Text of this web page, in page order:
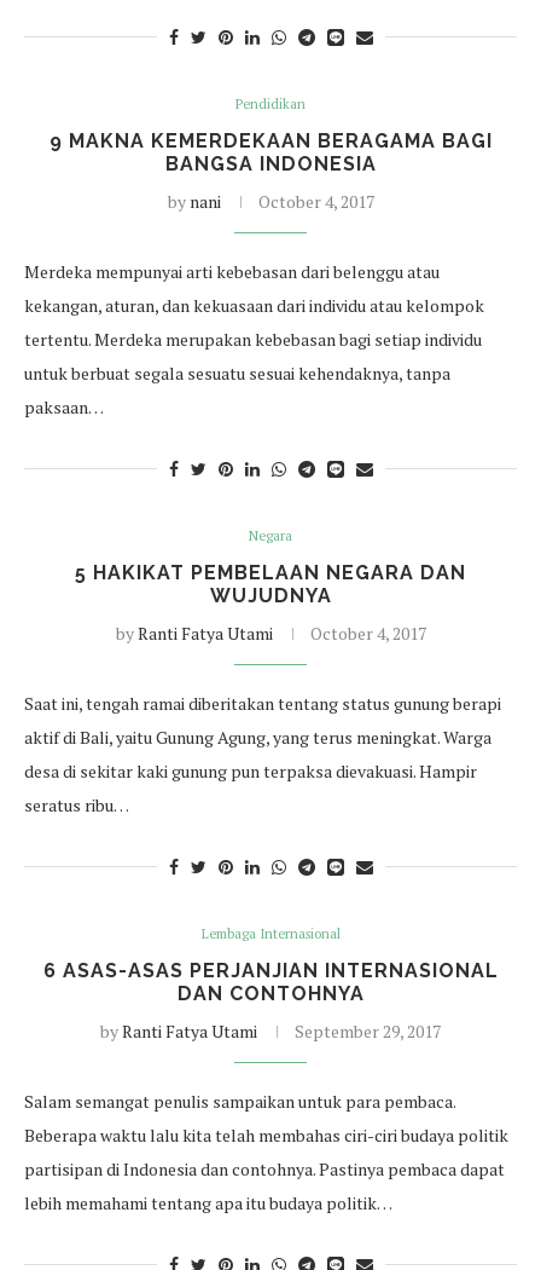
Pendidikan
9 MAKNA KEMERDEKAAN BERAGAMA BAGI
BANGSA INDONESIA
by nani October 4, 2017
Merdeka mempunyai arti kebebasan dari belenggu atau
kekangan, aturan, dan kekuasaan dari individu atau kelompok
tertentu. Merdeka merupakan kebebasan bagi setiap individu
untuk berbuat segala sesuatu sesuai kehendaknya, tanpa
paksaan…
Negara
5 HAKIKAT PEMBELAAN NEGARA DAN
WUJUDNYA
byRanti Fatya Utami October 4, 2017
Saat ini, tengah ramai diberitakan tentang status gunung berapi
aktif di Bali, yaitu Gunung Agung, yang terus meningkat. Warga
desa di sekitar kaki gunung pun terpaksa dievakuasi. Hampir
seratus ribu…
Lembaga Internasional
6 ASAS-ASAS PERJANJIAN INTERNASIONAL
DAN CONTOHNYA
byRanti Fatya Utami September 29, 2017
Salam semangat penulis sampaikan untuk para pembaca.
Beberapa waktu lalu kita telah membahas ciri-ciri budaya politik
partisipan di Indonesia dan contohnya. Pastinya pembaca dapat
lebih memahami tentang apa itu budaya politik…